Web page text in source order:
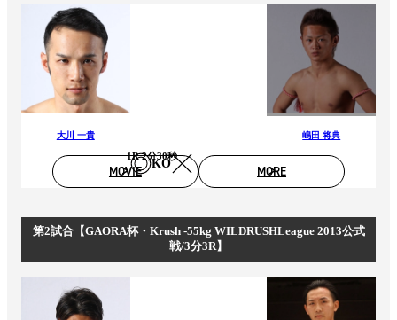
大川 一貴
KO
1R 2分30秒
嶋田 将典
MOVIE MORE
第2試合【GAORA杯・Krush -55kg WILDRUSHLeague 2013公式
戦/3分3R】